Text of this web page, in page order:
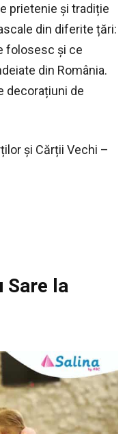
prietenie și tradiție
din diferite țări:
folosesc și ce
din România.
decorațiuni de
și Cărții Vechi –
Sare la